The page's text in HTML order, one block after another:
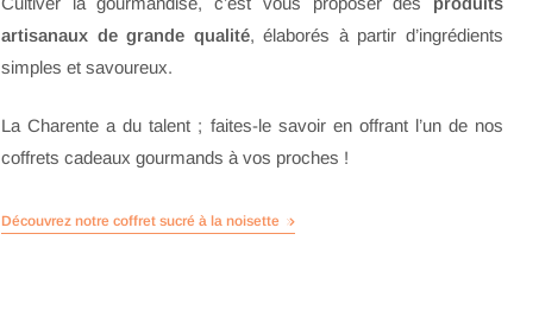
artisanaux de grande qualité, élaborés à partir d’ingrédients
simples et savoureux.
La Charente a du talent ; faites-le savoir en offrant l’un de nos
coffrets cadeaux gourmands à vos proches !
Découvrez notre coffret sucré à la noisette